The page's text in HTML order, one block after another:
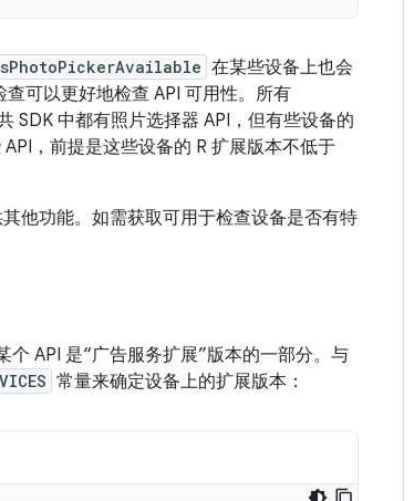
在某些设备上也会
可以更好地检查 API 可用性。所有
SDK 中都有照片选择器 API，但有些设备的
，前提是这些设备的 R 扩展版本不低于
他功能。如需获取可用于检查设备是否有特
个 API 是“广告服务扩展”版本的一部分。与
常量来确定设备上的扩展版本：